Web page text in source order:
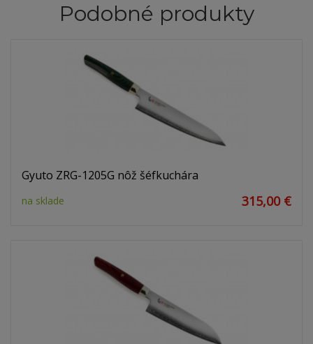
Podobné produkty
Gyuto ZRG-1205G nôž šéfkuchára
na sklade 315,00 €